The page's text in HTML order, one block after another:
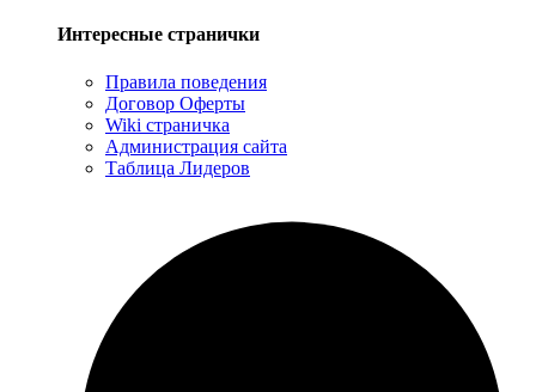
Интересные странички
Правила поведения
Договор Оферты
Wiki страничка
Администрация сайта
Таблица Лидеров